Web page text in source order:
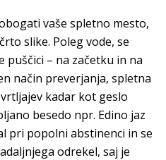
vaše spletno mesto,
slike. Poleg vode, se
puščici – na začetku in na
način preverjanja, spletna
kadar kot geslo
besedo npr. Edino jaz
pri popolni abstinenci in se
odrekel, saj je